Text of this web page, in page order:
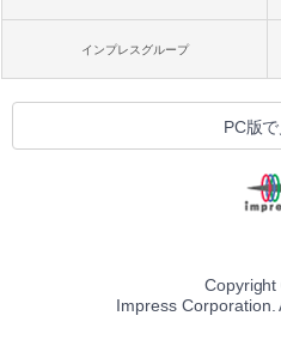
インプレスグループ
PC版
Impress Corporation.